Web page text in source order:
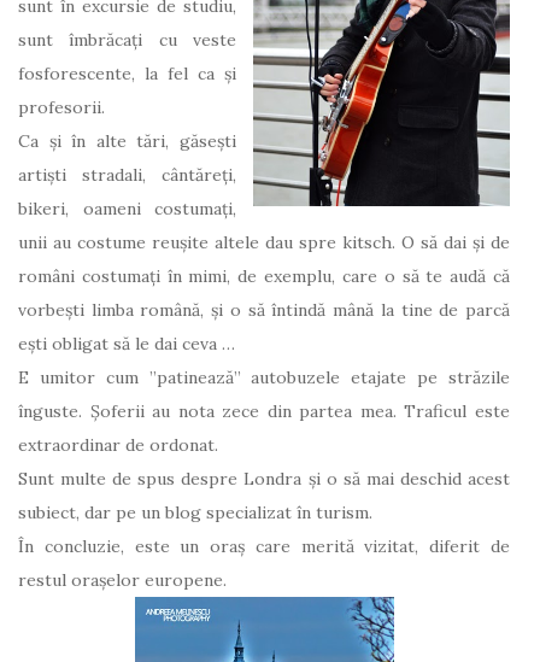
sunt în excursie de studiu,
sunt îmbrăcați cu veste
fosforescente, la fel ca și
profesorii.
Ca și în alte tări, găsești
artiști stradali, cântăreți,
bikeri, oameni costumați,
unii au costume reușite altele dau spre kitsch. O să dai și de
români costumați în mimi, de exemplu, care o să te audă că
vorbești limba română, și o să întindă mână la tine de parcă
ești obligat să le dai ceva …
E umitor cum ”patinează” autobuzele etajate pe străzile
înguste. Șoferii au nota zece din partea mea. Traficul este
extraordinar de ordonat.
Sunt multe de spus despre Londra și o să mai deschid acest
subiect, dar pe un blog specializat în turism.
În concluzie, este un oraș care merită vizitat, diferit de
restul orașelor europene.